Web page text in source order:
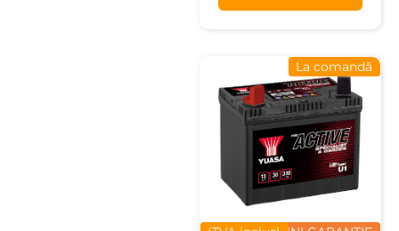
La comandă